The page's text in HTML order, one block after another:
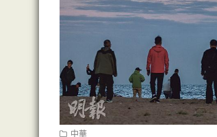
中華